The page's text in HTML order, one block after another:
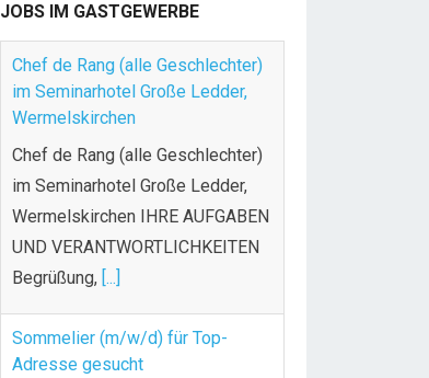
JOBS IM GASTGEWERBE
Chef de Rang (alle Geschlechter)
im Seminarhotel Große Ledder,
Wermelskirchen
Chef de Rang (alle Geschlechter)
im Seminarhotel Große Ledder,
Wermelskirchen IHRE AUFGABEN
UND VERANTWORTLICHKEITEN
Begrüßung, [...]
Sommelier (m/w/d) für Top-
Adresse gesucht